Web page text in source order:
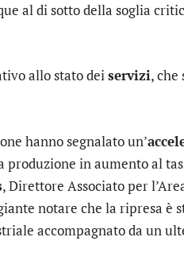
al di sotto della soglia
allo stato deiservizi, che
hanno segnalato un’
produzione in aumento al
, Direttore Associato per
notare che la ripresa è
accompagnato da un